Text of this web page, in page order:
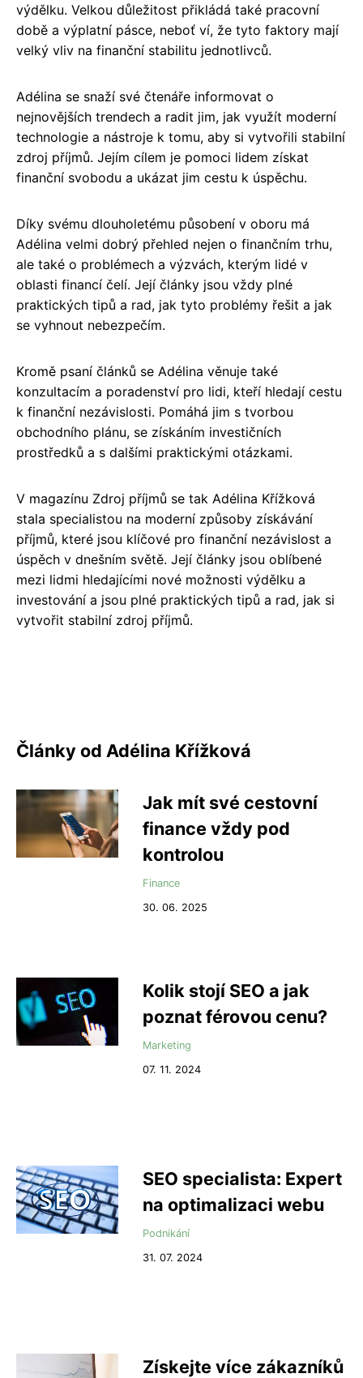
výdělku. Velkou důležitost přikládá také pracovní
době a výplatní pásce, neboť ví, že tyto faktory mají
velký vliv na finanční stabilitu jednotlivců.
Adélina se snaží své čtenáře informovat o
nejnovějších trendech a radit jim, jak využít moderní
technologie a nástroje k tomu, aby si vytvořili stabilní
zdroj příjmů. Jejím cílem je pomoci lidem získat
finanční svobodu a ukázat jim cestu k úspěchu.
Díky svému dlouholetému působení v oboru má
Adélina velmi dobrý přehled nejen o finančním trhu,
ale také o problémech a výzvách, kterým lidé v
oblasti financí čelí. Její články jsou vždy plné
praktických tipů a rad, jak tyto problémy řešit a jak
se vyhnout nebezpečím.
Kromě psaní článků se Adélina věnuje také
konzultacím a poradenství pro lidi, kteří hledají cestu
k finanční nezávislosti. Pomáhá jim s tvorbou
obchodního plánu, se získáním investičních
prostředků a s dalšími praktickými otázkami.
V magazínu Zdroj příjmů se tak Adélina Křížková
stala specialistou na moderní způsoby získávání
příjmů, které jsou klíčové pro finanční nezávislost a
úspěch v dnešním světě. Její články jsou oblíbené
mezi lidmi hledajícími nové možnosti výdělku a
investování a jsou plné praktických tipů a rad, jak si
vytvořit stabilní zdroj příjmů.
Články od Adélina Křížková
Jak mít své cestovní
finance vždy pod
kontrolou
Finance
30. 06. 2025
Kolik stojí SEO a jak
poznat férovou cenu?
Marketing
07. 11. 2024
SEO specialista: Expert
na optimalizaci webu
Podnikání
31. 07. 2024
Získejte více zákazníků